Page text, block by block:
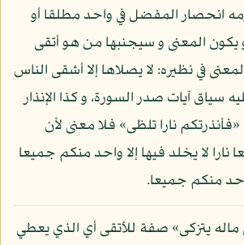
انحصار المفضل في واحد مطلقا أو
المعنى و سيجنبها من هو أتقى
في نظيره: لا يصلاها إلا أشقى الناس
سياق آيات صدر السورة، و كذا الإنذار
نارا تلظى» فلا معنى لأن
نارا لا يخلد فيها إلا واحد منكم جميعا
منكم جميعا.
ماله يتزكى» صفة للأتقى أي الذي يعطي